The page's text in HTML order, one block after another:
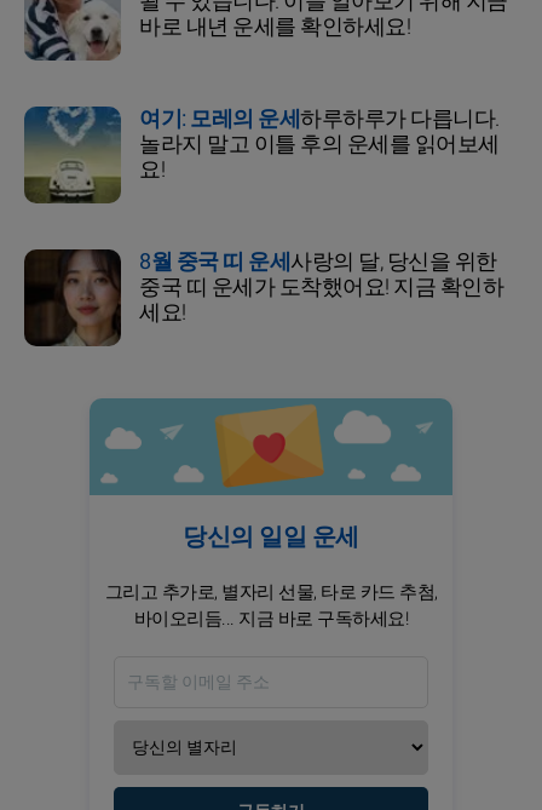
바로 내년 운세를 확인하세요!
여기: 모레의 운세하루하루가 다릅니다.
놀라지 말고 이틀 후의 운세를 읽어보세
요!
8월 중국 띠 운세사랑의 달, 당신을 위한
중국 띠 운세가 도착했어요! 지금 확인하
세요!
당신의 일일 운세
그리고 추가로, 별자리 선물, 타로 카드 추첨,
바이오리듬... 지금 바로 구독하세요!